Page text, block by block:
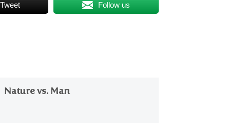
Tweet Follow us
Nature vs. Man